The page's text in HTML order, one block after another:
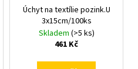
Úchyt na textílie pozink.U
3x15cm/100ks
Skladem (>5 ks)
461 Kč